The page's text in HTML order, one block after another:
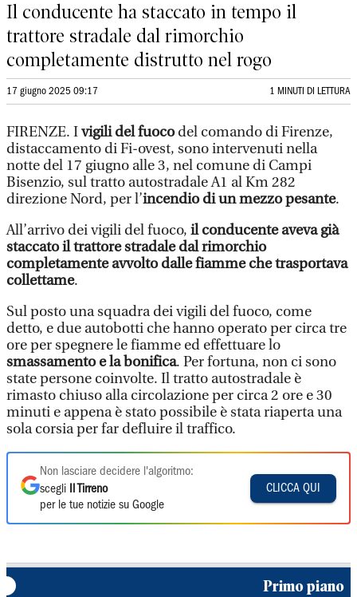
Il conducente ha staccato in tempo il
trattore stradale dal rimorchio
completamente distrutto nel rogo
17 giugno 2025 09:17 1 MINUTI DI LETTURA
FIRENZE. Ivigili del fuocodel comando di Firenze,
distaccamento di Fi-ovest, sono intervenuti nella
notte del 17 giugno alle 3, nel comune di Campi
Bisenzio, sul tratto autostradale A1 al Km 282
direzione Nord, per l’incendio di un mezzo pesante.
All’arrivo dei vigili del fuoco, il conducente aveva già
staccato il trattore stradale dal rimorchio
completamente avvolto dalle fiamme che trasportava
collettame.
Sul posto una squadra dei vigili del fuoco, come
detto, e due autobotti che hanno operato per circa tre
ore per spegnere le fiamme ed effettuare lo
smassamento e la bonifica. Per fortuna, non ci sono
state persone coinvolte. Il tratto autostradale è
rimasto chiuso alla circolazione per circa 2 ore e 30
minuti e appena è stato possibile è stata riaperta una
sola corsia per far defluire il traffico.
Non lasciare decidere l'algoritmo:
scegli
Il Tirreno
per le tue notizie su Google
CLICCA QUI
Primo piano